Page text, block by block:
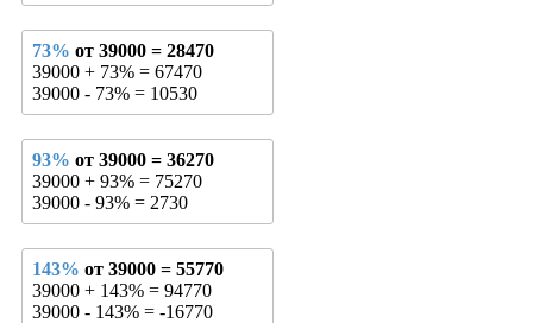
73% от 39000 = 28470
39000 + 73% = 67470
39000 - 73% = 10530
93% от 39000 = 36270
39000 + 93% = 75270
39000 - 93% = 2730
143% от 39000 = 55770
39000 + 143% = 94770
39000 - 143% = -16770